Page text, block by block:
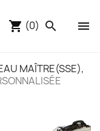
shopping_cart (0) search 
MAÎTRE(SSE),